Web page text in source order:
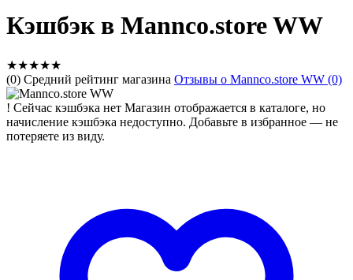
Кэшбэк в Mannco.store WW
★★★★★
(0) Средний рейтинг магазина Отзывы о Mannco.store WW (0)
! Сейчас кэшбэка нет Магазин отображается в каталоге, но
начисление кэшбэка недоступно. Добавьте в избранное — не
потеряете из виду.